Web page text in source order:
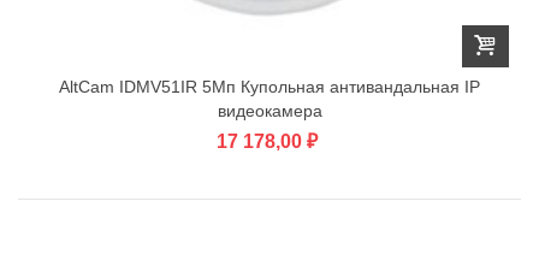
AltCam IDMV51IR 5Мп Купольная антивандальная IP
видеокамера
17 178,00 ₽